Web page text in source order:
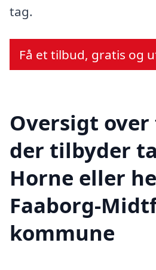
tag.
Få et tilbud, gratis og
Oversigt
der tilbyder
Horne eller
Faaborg-
kommune